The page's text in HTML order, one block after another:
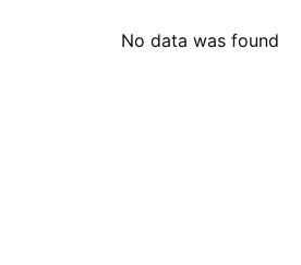
No data was found